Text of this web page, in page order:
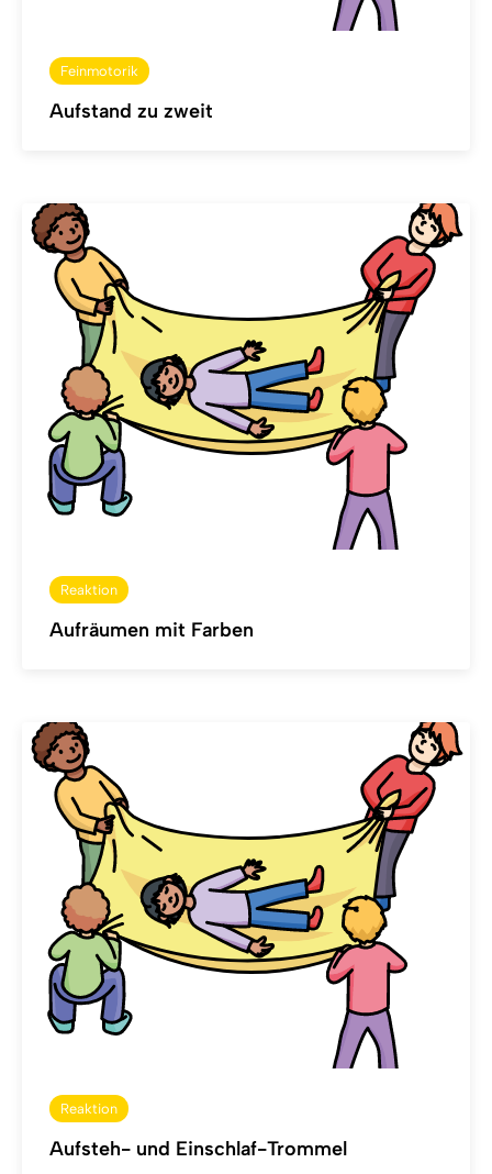
Feinmotorik
Aufstand zu zweit
Reaktion
Aufräumen mit Farben
Reaktion
Aufsteh- und Einschlaf-Trommel